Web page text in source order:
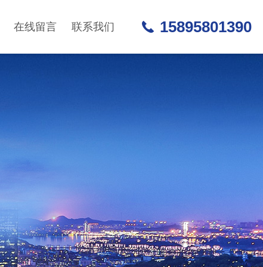
在线留言 联系我们 15895801390